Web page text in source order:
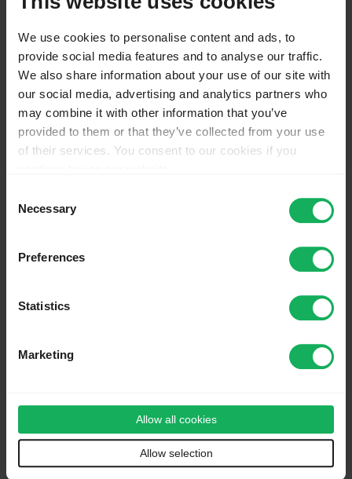
We use cookies to personalise content and ads, to
provide social media features and to analyse our traffic.
We also share information about your use of our site with
our social media, advertising and analytics partners who
may combine it with other information that you’ve
provided to them or that they’ve collected from your use
of their services. You consent to our cookies if you
Privacy Policy at
Selection
Necessary
Preferences
Statistics
Marketing
Allow all cookies
Allow selection
Características avançadas
Solução de problemas
Soluções alternativas
Licença
Registro de alteração de versão
Plugins - Avançado
Main chapters
Actions
View history
Pesquisas - gestão
Surveys - management
Other languages:
English
Tiếng Việt
dansk